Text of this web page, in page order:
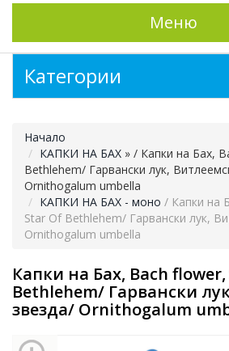
Меню
Начало
КАПКИ НА БАХ » / Капки на Бах,
Bethlehem/ Гарвански лук,
Ornithogalum umbella
КАПКИ НА БАХ - моно / Капки на
Star Of Bethlehem/ Гарвански лук,
Ornithogalum umbella
Капки на Бах, Bach
Bethlehem/ Гарвански
звезда/ Ornithogalum
Категории